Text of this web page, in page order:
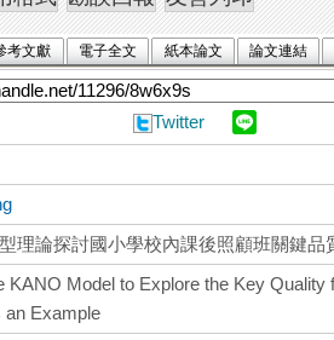
考文獻 電子全文 紙本論文 論文連結
Twitter
理論探討國小學校內課後照顧班關鍵品
KANO Model to Explore the Key
an Example